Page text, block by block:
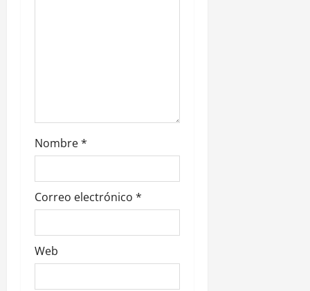
d
a
s
Nombre*
Correo electrónico *
Web